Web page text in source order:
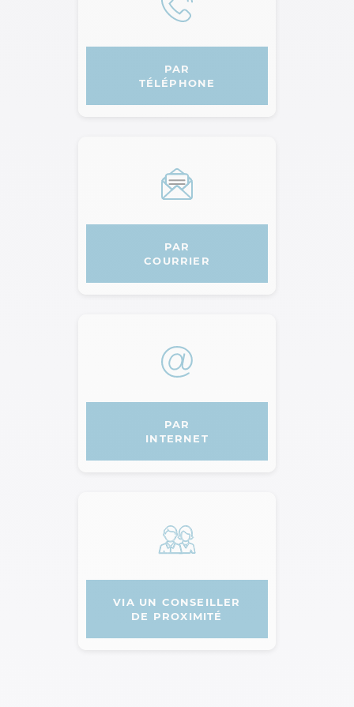
PAR
TÉLÉPHONE
PAR
COURRIER
PAR
INTERNET
VIA UN CONSEILLER
DE PROXIMITÉ